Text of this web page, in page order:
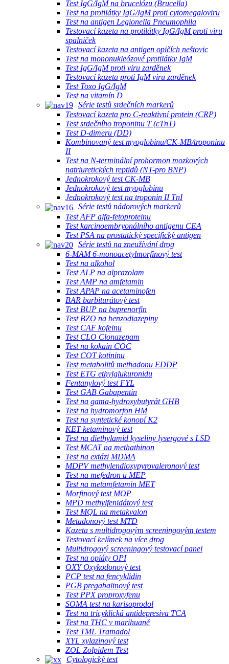
Test IgG/IgM na brucelózu (Brucella)
Test na protilátky IgG/IgM proti cytomegaloviru
Test na antigen Legionella Pneumophila
Testovací kazeta na protilátky IgG/IgM proti viru
spalniček
Testovací kazeta na antigen opičích neštovic
Test na mononukleózové protilátky IgM
Test IgG/IgM proti viru zarděnek
Testovací kazeta proti IgM viru zarděnek
Test Toxo IgG/IgM
Test na vitamín D
Série testů srdečních markerů
Testovací kazeta pro C-reaktivní protein (CRP)
Test srdečního troponinu T (cTnT)
Test D-dimeru (DD)
Kombinovaný test myoglobinu/CK-MB/troponinu
II
Test na N-terminální prohormon mozkových
natriuretických reptidů (NT-pro BNP)
Jednokrokový test CK-MB
Jednokrokový test myoglobinu
Jednokrokový test na troponin II TnI
Série testů nádorových markerů
Test AFP alfa-fetoproteinu
Test karcinoembryonálního antigenu CEA
Test PSA na prostatický specifický antigen
Série testů na zneužívání drog
6-MAM 6-monoacetylmorfinový test
Test na alkohol
Test ALP na alprazolam
Test AMP na amfetamin
Test APAP na acetaminofen
BAR barbiturátový test
Test BUP na buprenorfin
Test BZO na benzodiazepiny
Test CAF kofeinu
Test CLO Clonazepam
Test na kokain COC
Test COT kotininu
Test metabolitů methadonu EDDP
Test ETG ethylglukuronidu
Fentanylový test FYL
Test GAB Gabapentin
Test na gama-hydroxybutyrát GHB
Test na hydromorfon HM
Test na syntetické konopí K2
KET ketaminový test
Test na diethylamid kyseliny lysergové s LSD
Test MCAT na methathinon
Test na extázi MDMA
MDPV methylendioxypyrovaleronový test
Test na mefedron u MEP
Test na metamfetamin MET
Morfinový test MOP
MPD methylfenidátový test
Test MQL na metakvalon
Metadonový test MTD
Kazeta s multidrogovým screeningovým testem
Testovací kelímek na více drog
Multidrogový screeningový testovací panel
Test na opiáty OPI
OXY Oxykodonový test
PCP test na fencyklidin
PGB pregabalinový test
Test PPX proproxyfenu
SOMA test na karisoprodol
Test na tricyklická antidepresiva TCA
Test na THC v marihuaně
Test TML Tramadol
XYL xylazinový test
ZOL Zolpidem Test
Cytologický test